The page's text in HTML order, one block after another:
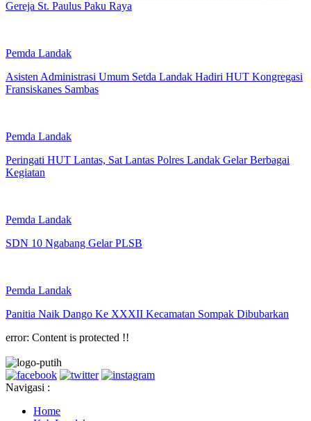
Gereja St. Paulus Paku Raya
Pemda Landak
Asisten Administrasi Umum Setda Landak Hadiri HUT Kongregasi
Fransiskanes Sambas
Pemda Landak
Peringati HUT Lantas, Sat Lantas Polres Landak Gelar Berbagai
Kegiatan
Pemda Landak
SDN 10 Ngabang Gelar PLSB
Pemda Landak
Panitia Naik Dango Ke XXXII Kecamatan Sompak Dibubarkan
error: Content is protected !!
Navigasi :
Home